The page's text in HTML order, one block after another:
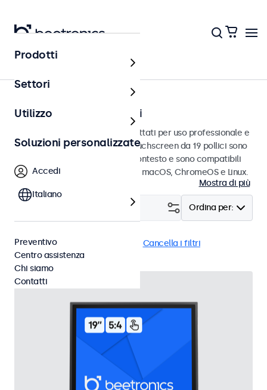
Touchscreen
Touchscreen da 19 pollici
Touchscreen da 19 pollici progettati per uso professionale e
uso continuo. Questi monitor touchscreen da 19 pollici sono
facili da integrare in qualsiasi contesto e sono compatibili
con i sistemi operativi Windows, macOS, ChromeOS e Linux.
Mostra di più
Ordina per:
Touchscreen 19 pollici Cancella i filtri
Prodotti
Settori
Utilizzo
Soluzioni personalizzate
Accedi
Italiano
Preventivo
Centro assistenza
Chi siamo
Contatti